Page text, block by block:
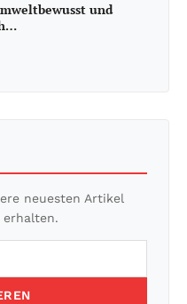
und
neuesten Artikel